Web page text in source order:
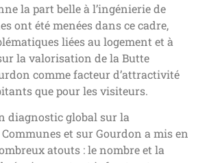
la part belle à l’ingénierie de
ont été menées dans ce cadre,
liées au logement et à
la valorisation de la Butte
comme facteur d’attractivité
que pour les visiteurs.
diagnostic global sur la
et sur Gourdon a mis en
atouts : le nombre et la